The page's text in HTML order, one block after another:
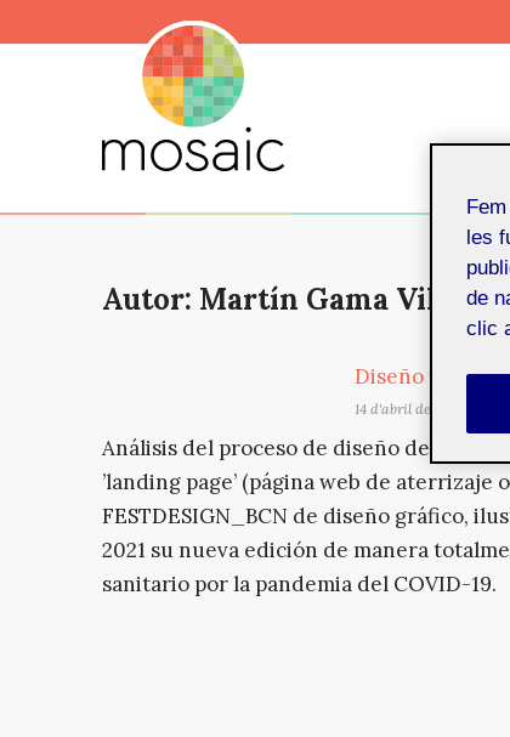
Autor: Martín Gama
Diseño y
14 d'abril de 2021
Análisis del proceso de diseño de
’landing page’ (página web de
FESTDESIGN_BCN de diseño gráfico,
2021 su nueva edición de manera
sanitario por la pandemia del COVID-19.
les
de
clic